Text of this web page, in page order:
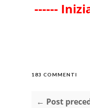
------
183 COMMENTI
← Post